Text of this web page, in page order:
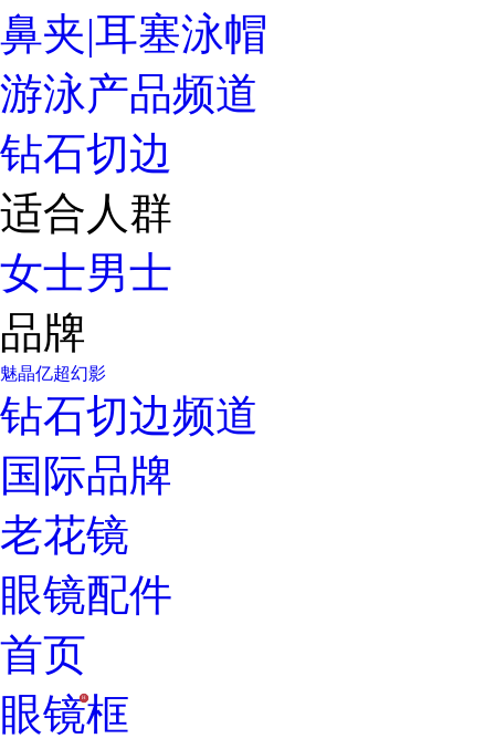
鼻夹|耳塞泳帽
游泳产品频道
钻石切边
适合人群
女士男士
品牌
魅晶亿超幻影
钻石切边频道
国际品牌
老花镜
眼镜配件
首页
H
眼镜框